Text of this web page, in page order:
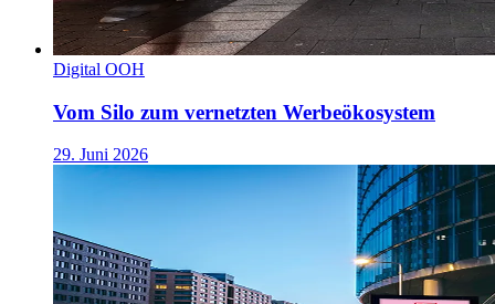
Digital OOH
Vom Silo zum vernetzten Werbeökosystem
29. Juni 2026